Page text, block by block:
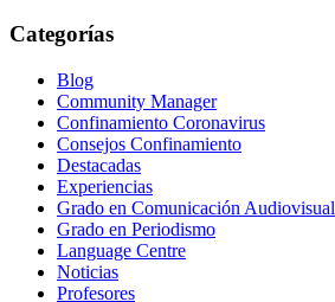
Categorías
Blog
Community Manager
Confinamiento Coronavirus
Consejos Confinamiento
Destacadas
Experiencias
Grado en Comunicación Audiovisual
Grado en Periodismo
Language Centre
Noticias
Profesores